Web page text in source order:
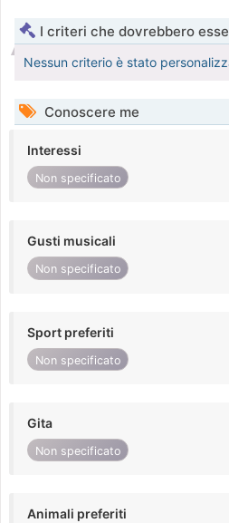
I criteri che dovrebbero
Nessun criterio è stato
Conoscere me
Interessi
Non specificato
Gusti musicali
Non specificato
Sport preferiti
Non specificato
Gita
Non specificato
Animali preferiti